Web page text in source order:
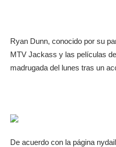
Ryan Dunn, conocido por su
MTV Jackass y las películas
madrugada del lunes tras un
De acuerdo con la página